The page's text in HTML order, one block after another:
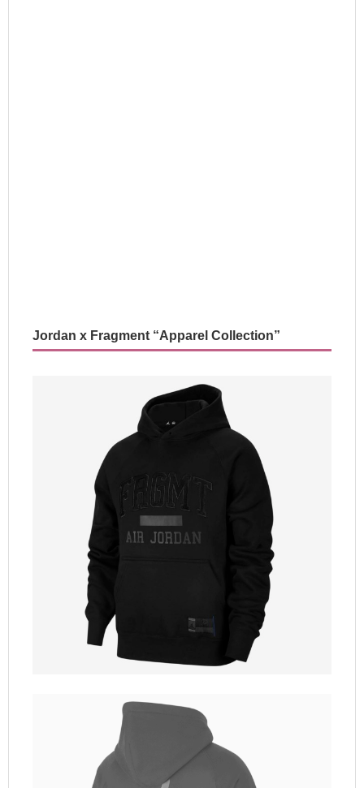
Jordan x Fragment “Apparel Collection”